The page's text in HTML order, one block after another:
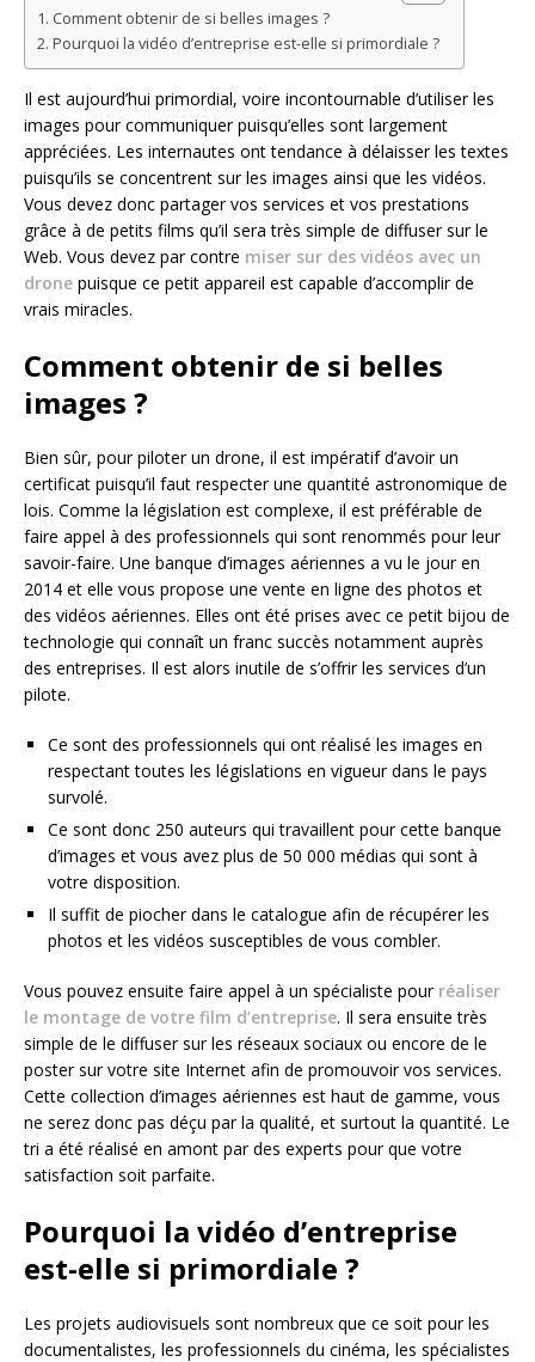
Comment obtenir de si belles images ?
Pourquoi la vidéo d’entreprise est-elle si primordiale ?
Il est aujourd’hui primordial, voire incontournable d’utiliser les
images pour communiquer puisqu’elles sont largement
appréciées. Les internautes ont tendance à délaisser les textes
puisqu’ils se concentrent sur les images ainsi que les vidéos.
Vous devez donc partager vos services et vos prestations
grâce à de petits films qu’il sera très simple de diffuser sur le
Web. Vous devez par contre miser sur des vidéos avec un
drone puisque ce petit appareil est capable d’accomplir de
vrais miracles.
Comment obtenir de si belles
images ?
Bien sûr, pour piloter un drone, il est impératif d’avoir un
certificat puisqu’il faut respecter une quantité astronomique de
lois. Comme la législation est complexe, il est préférable de
faire appel à des professionnels qui sont renommés pour leur
savoir-faire. Une banque d’images aériennes a vu le jour en
2014 et elle vous propose une vente en ligne des photos et
des vidéos aériennes. Elles ont été prises avec ce petit bijou de
technologie qui connaît un franc succès notamment auprès
des entreprises. Il est alors inutile de s’offrir les services d’un
pilote.
Ce sont des professionnels qui ont réalisé les images en
respectant toutes les législations en vigueur dans le pays
survolé.
Ce sont donc 250 auteurs qui travaillent pour cette banque
d’images et vous avez plus de 50 000 médias qui sont à
votre disposition.
Il suffit de piocher dans le catalogue afin de récupérer les
photos et les vidéos susceptibles de vous combler.
Vous pouvez ensuite faire appel à un spécialiste pour réaliser
le montage de votre film d’entreprise. Il sera ensuite très
simple de le diffuser sur les réseaux sociaux ou encore de le
poster sur votre site Internet afin de promouvoir vos services.
Cette collection d’images aériennes est haut de gamme, vous
ne serez donc pas déçu par la qualité, et surtout la quantité. Le
tri a été réalisé en amont par des experts pour que votre
satisfaction soit parfaite.
Pourquoi la vidéo d’entreprise
est-elle si primordiale ?
Les projets audiovisuels sont nombreux que ce soit pour les
documentalistes, les professionnels du cinéma, les spécialistes